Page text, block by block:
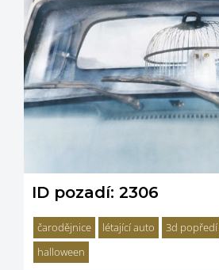
ID pozadí: 2306
čarodějnice létající auto 3d popředí
halloween